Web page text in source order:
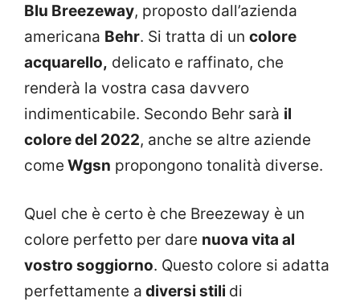
Blu Breezeway, proposto dall’azienda
americana Behr. Si tratta di un colore
acquarello, delicato e raffinato, che
renderà la vostra casa davvero
indimenticabile. Secondo Behr sarà il
colore del 2022, anche se altre aziende
come Wgsn propongono tonalità diverse.
Quel che è certo è che Breezeway è un
colore perfetto per dare nuova vita al
vostro soggiorno. Questo colore si adatta
perfettamente a diversi stili di